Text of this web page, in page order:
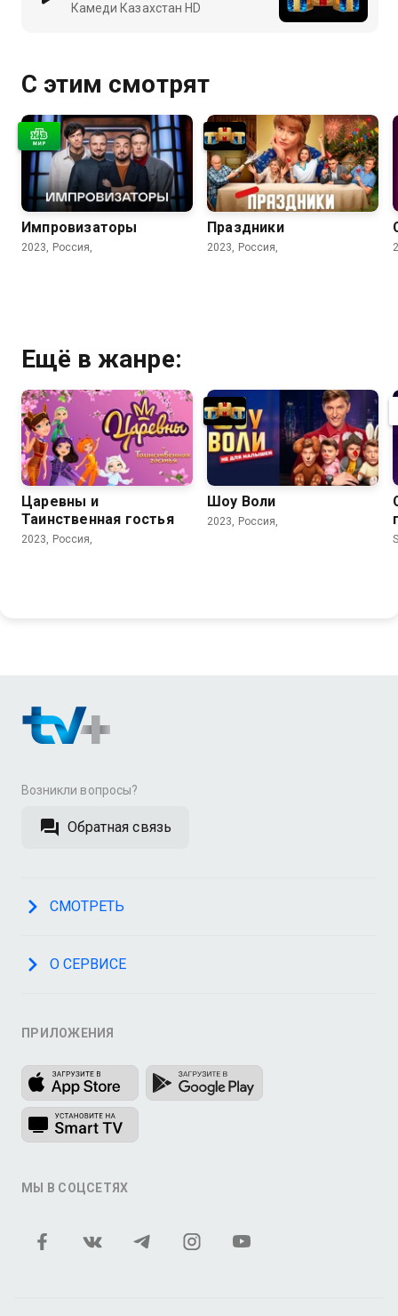
Камеди Казахстан HD
С этим смотрят
Импровизаторы
2023, Россия,
Праздники
2023, Россия,
Ещё в жанре:
Царевны и
Таинственная гостья
2023, Россия,
Шоу Воли
2023, Россия,
Возникли вопросы?
Обратная связь
СМОТРЕТЬ
О СЕРВИСЕ
ПРИЛОЖЕНИЯ
МЫ В СОЦСЕТЯХ